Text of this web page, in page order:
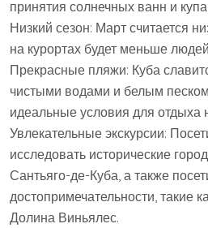
принятия солнечных ванн и
Низкий сезон: Март считается
на курортах будет меньше
Прекрасные пляжи: Куба
чистыми водами и белым
идеальные условия для отдыха
Увлекательные экскурсии:
исследовать исторические
Сантьяго-де-Куба, а также
достопримечательности, такие
Долина Виньялес.